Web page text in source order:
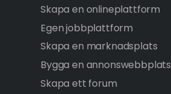
Skapa en onlineplattform
Egen jobbplattform
Skapa en marknadsplats
Bygga en annonswebbplats
Skapa ett forum